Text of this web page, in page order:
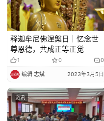
释迦牟尼佛涅槃日｜忆念世
尊恩德，共成正等正觉
1 0 0
编辑 志斌 2023年3月5日
资讯